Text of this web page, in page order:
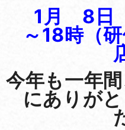
1月 8日
～18時（
今年も一年
にありが